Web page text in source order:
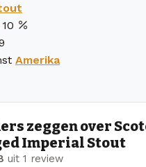
10
Amerika
zeggen over
Imperial Stout
uit 1 review